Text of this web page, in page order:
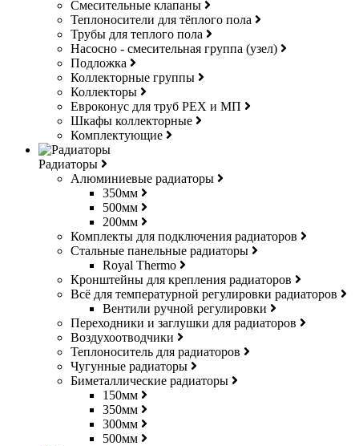
Смесительные клапаны
Теплоносители для тёплого пола
Трубы для теплого пола
Насосно - смесительная группа (узел)
Подложка
Коллекторные группы
Коллекторы
Евроконус для труб РЕХ и МП
Шкафы коллекторные
Комплектующие
Радиаторы
Алюминиевые радиаторы
350мм
500мм
200мм
Комплекты для подключения радиаторов
Стальные панельные радиаторы
Royal Thermo
Кронштейны для крепления радиаторов
Всё для температурной регулировки радиаторов
Вентили ручной регулировки
Переходники и заглушки для радиаторов
Воздухоотводчики
Теплоноситель для радиаторов
Чугунные радиаторы
Биметаллические радиаторы
150мм
350мм
300мм
500мм